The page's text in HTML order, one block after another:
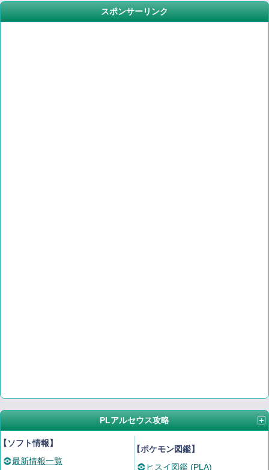
スポンサーリンク
PLアルセウス攻略
ソフト情報】
最新情報一覧
【ポケモン図鑑】
ヒスイ図鑑 (PLA)